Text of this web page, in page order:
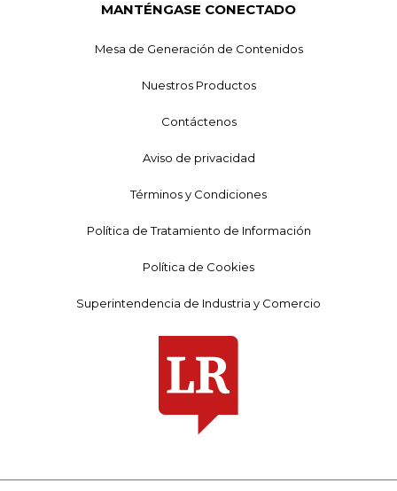
MANTÉNGASE CONECTADO
Mesa de Generación de Contenidos
Nuestros Productos
Contáctenos
Aviso de privacidad
Términos y Condiciones
Política de Tratamiento de Información
Política de Cookies
Superintendencia de Industria y Comercio